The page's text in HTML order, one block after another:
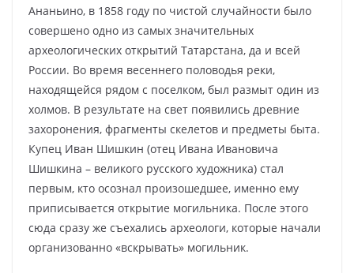
Ананьино, в 1858 году по чистой случайности было
совершено одно из самых значительных
археологических открытий Татарстана, да и всей
России. Во время весеннего половодья реки,
находящейся рядом с поселком, был размыт один из
холмов. В результате на свет появились древние
захоронения, фрагменты скелетов и предметы быта.
Купец Иван Шишкин (отец Ивана Ивановича
Шишкина – великого русского художника) стал
первым, кто осознал произошедшее, именно ему
приписывается открытие могильника. После этого
сюда сразу же съехались археологи, которые начали
организованно «вскрывать» могильник.